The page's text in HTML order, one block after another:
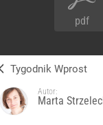
pdf
Tygodnik Wprost
Autor:
Marta